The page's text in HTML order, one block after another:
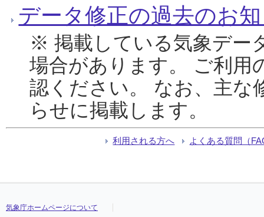
データ修正の過去のお
※ 掲載している気象デー
場合があります。 ご利用
認ください。 なお、主な
らせに掲載します。
利用される方へ よくある質問（
気象庁ホームページについて